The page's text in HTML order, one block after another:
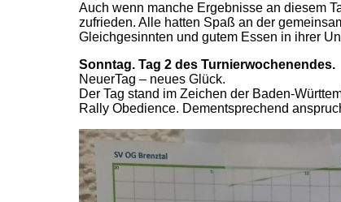
Auch wenn manche Ergebnisse an diesem
zufrieden. Alle hatten Spaß an der
Gleichgesinnten und gutem Essen in ihrer
Sonntag. Tag 2 des Turnierwochenendes.
NeuerTag – neues Glück.
Der Tag stand im Zeichen der Baden-
Rally Obedience. Dementsprechend